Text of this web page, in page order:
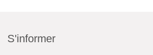
S'informer